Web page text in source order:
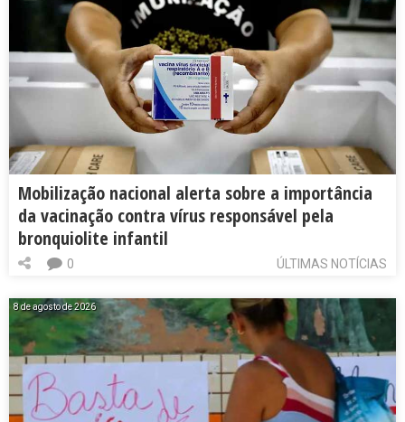
Mobilização nacional alerta sobre a importância
da vacinação contra vírus responsável pela
bronquiolite infantil
ÚLTIMAS NOTÍCIAS
0
8 de agosto de 2026